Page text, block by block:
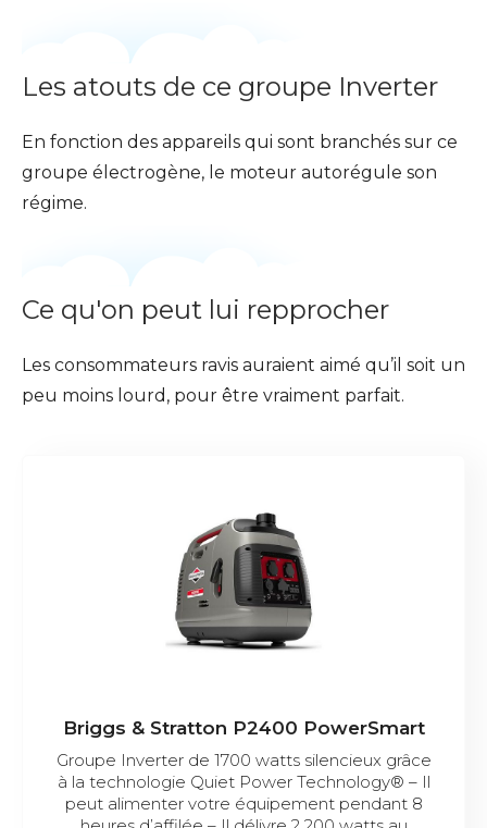
Les atouts de ce groupe Inverter
En fonction des appareils qui sont branchés sur ce
groupe électrogène, le moteur autorégule son
régime.
Ce qu'on peut lui repprocher
Les consommateurs ravis auraient aimé qu’il soit un
peu moins lourd, pour être vraiment parfait.
Briggs & Stratton P2400 PowerSmart
Groupe Inverter de 1700 watts silencieux grâce
à la technologie Quiet Power Technology® – Il
peut alimenter votre équipement pendant 8